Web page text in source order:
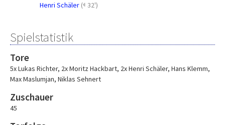
Henri Schäler ( 32')
Spielstatistik
Tore
5x Lukas Richter, 2x Moritz Hackbart, 2x Henri Schäler, Hans Klemm,
Max Maslumjan, Niklas Sehnert
Zuschauer
45